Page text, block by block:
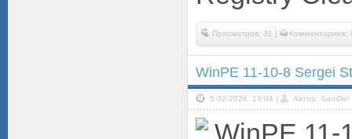
Просмотров: 31 | Комментариев:
WinPE 11-10-8 Sergei
5-02-2026, 19:04 | Автор: SamDel